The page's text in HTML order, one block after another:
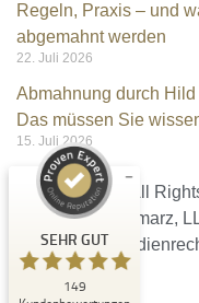
Regeln, Praxis – und
abgemahnt werden
22. Juli 2026
Abmahnung durch
Das müssen Sie
15. Juli 2026
Ⓒ 2026 – All
Christian Kramarz,
SEHR GUT
149
Kundenbewertungen und
Rechtsanwalt
SEHR GUT
4,96
/
5,00
140
anderen Quellen
Blick aufs ProvenExpert-